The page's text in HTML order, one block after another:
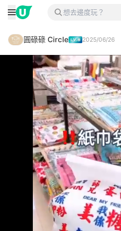
圓碌碌 Circle 2025/06/26